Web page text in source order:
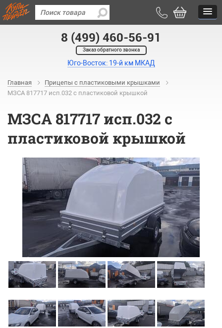
8 (499) 460-56-91
Заказ обратного звонка
Юго-Восток: 19-й км МКАД
Главная
Прицепы с пластиковыми крышками
МЗСА 817717 исп.032 с пластиковой крышкой
МЗСА 817717 исп.032 с
пластиковой крышкой